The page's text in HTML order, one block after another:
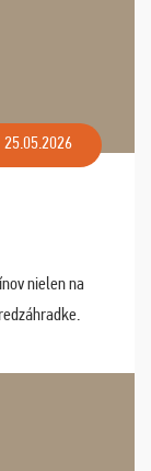
25.05.2026
nielen na
: ...